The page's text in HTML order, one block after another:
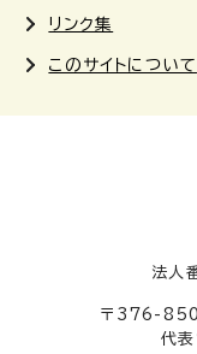
リンク集
このサイトについて
法人
〒376-
代